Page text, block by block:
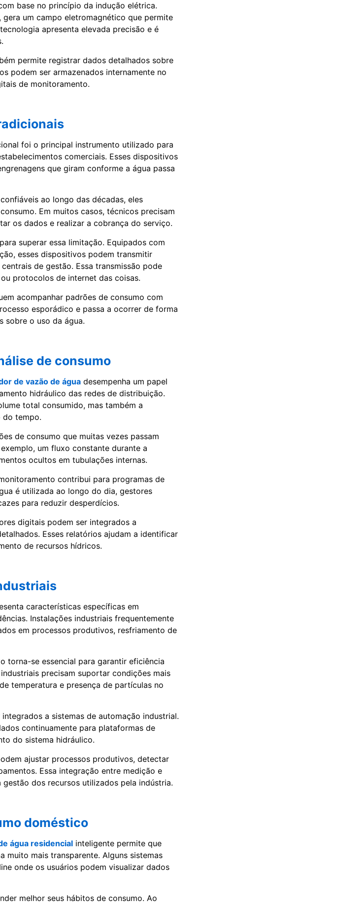
base no princípio da indução elétrica.
um campo eletromagnético que permite
apresenta elevada precisão e é
permite registrar dados detalhados sobre
podem ser armazenados internamente no
de monitoramento.
foi o principal instrumento utilizado para
comerciais. Esses dispositivos
que giram conforme a água passa
ao longo das décadas, eles
Em muitos casos, técnicos precisam
os dados e realizar a cobrança do serviço.
superar essa limitação. Equipados com
esses dispositivos podem transmitir
de gestão. Essa transmissão pode
protocolos de internet das coisas.
acompanhar padrões de consumo com
esporádico e passa a ocorrer de forma
sobre o uso da água.
de consumo
de vazão de água desempenha um papel
hidráulico das redes de distribuição.
total consumido, mas também a
do tempo.
de consumo que muitas vezes passam
um fluxo constante durante a
ocultos em tubulações internas.
contribui para programas de
é utilizada ao longo do dia, gestores
para reduzir desperdícios.
digitais podem ser integrados a
Esses relatórios ajudam a identificar
de recursos hídricos.
características específicas em
Instalações industriais frequentemente
em processos produtivos, resfriamento de
torna-se essencial para garantir eficiência
precisam suportar condições mais
temperatura e presença de partículas no
a sistemas de automação industrial.
continuamente para plataformas de
do sistema hidráulico.
ajustar processos produtivos, detectar
Essa integração entre medição e
dos recursos utilizados pela indústria.
doméstico
água residencial inteligente permite que
muito mais transparente. Alguns sistemas
onde os usuários podem visualizar dados
melhor seus hábitos de consumo. Ao